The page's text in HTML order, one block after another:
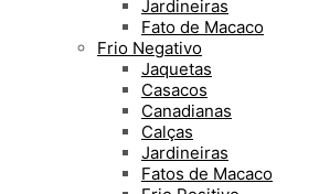
Jardineiras
Fato de Macaco
Frio Negativo
Jaquetas
Casacos
Canadianas
Calças
Jardineiras
Fatos de Macaco